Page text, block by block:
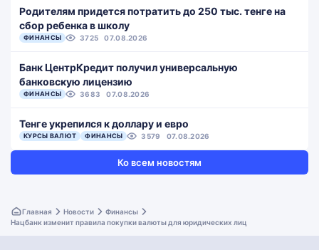
Родителям придется потратить до 250 тыс. тенге на
сбор ребенка в школу
ФИНАНСЫ 3725 07.08.2026
Банк ЦентрКредит получил универсальную
банковскую лицензию
ФИНАНСЫ 3683 07.08.2026
Тенге укрепился к доллару и евро
КУРСЫ ВАЛЮТ ФИНАНСЫ 3579 07.08.2026
Ко всем новостям
Главная Новости
Финансы
Нацбанк изменит правила покупки валюты для юридических лиц